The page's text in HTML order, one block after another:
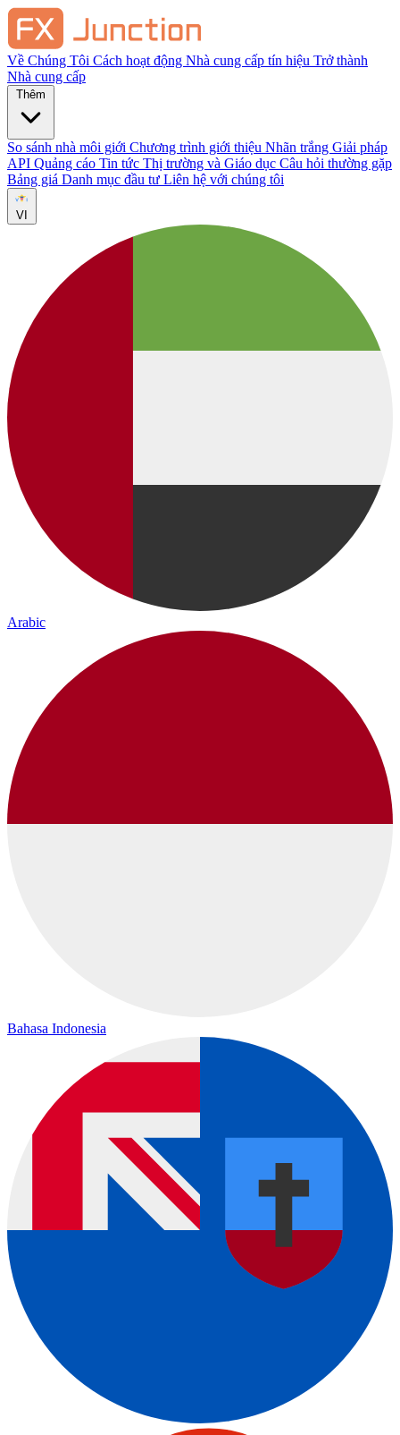
Về Chúng Tôi Cách hoạt động Nhà cung cấp tín hiệu Trở thành
Nhà cung cấp
So sánh nhà môi giới Chương trình giới thiệu Nhãn trắng Giải pháp
API Quảng cáo Tin tức Thị trường và Giáo dục Câu hỏi thường gặp
Bảng giá Danh mục đầu tư Liên hệ với chúng tôi
VI
Arabic
Bahasa Indonesia